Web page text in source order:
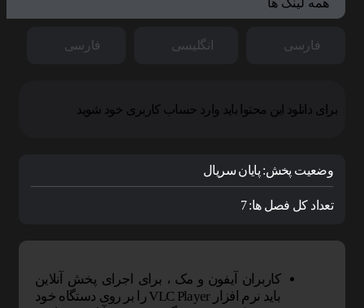
همه لینک ها
فارسی انگلیسی فارسی
برای دانلود این محتوا باید وارد حساب کاربری خود شوید
وضعیت پخش: پایان سریال
تعداد کل فصل ها:7
کاربران آیفون و مک ، برای اجرای پخش آنلاین
باید نرم افزار VLC Player را بر روی دستگاه خود